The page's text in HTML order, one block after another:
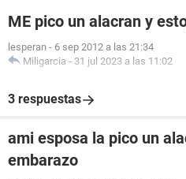
ME pico un alacran y
lesperan - 6 sep 2012 a las 21:34
Miligarcia - 31 jul 2023 a las 11:02
3 respuestas
ami esposa la pico un
embarazo